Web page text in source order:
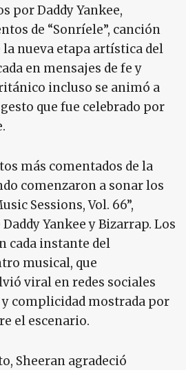
por Daddy Yankee,
de “Sonríele”, canción
nueva etapa artística del
en mensajes de fe y
incluso se animó a
que fue celebrado por
más comentados de la
comenzaron a sonar los
Sessions, Vol. 66”,
Yankee y Bizarrap. Los
cada instante del
musical, que
viral en redes sociales
y complicidad mostrada por
el escenario.
Sheeran agradeció